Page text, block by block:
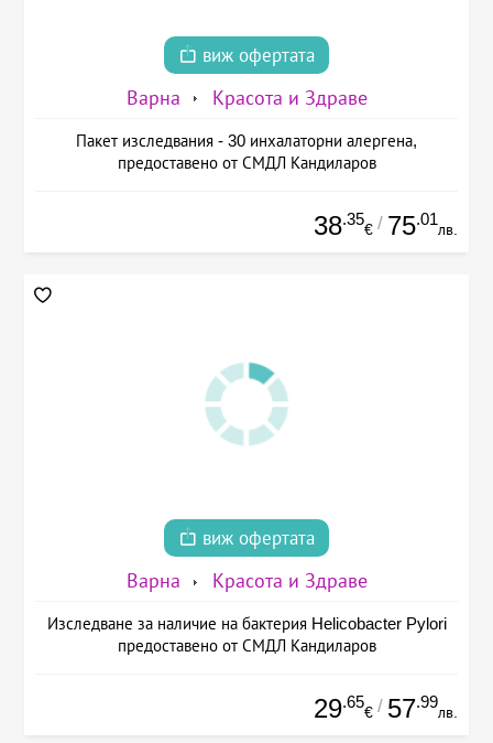
виж офертата
Варна Красота и Здраве
Пакет изследвания - 30 инхалаторни алергена,
предоставено от СМДЛ Кандиларов
38.35
€ / 75.01
лв.
виж офертата
Варна Красота и Здраве
Изследване за наличие на бактерия Helicobacter Pylori
предоставено от СМДЛ Кандиларов
29.65
€ / 57.99
лв.